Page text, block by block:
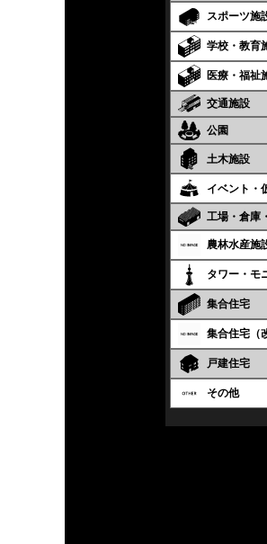
スポーツ施
学校・教育
医療・福祉
交通施設
公園
土木施設
イベント・
工場・倉庫
農林水産施
タワー・モ
集合住宅
集合住宅（
戸建住宅
その他